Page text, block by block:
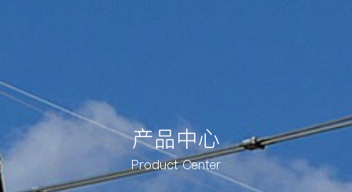
产品中心
Product Center